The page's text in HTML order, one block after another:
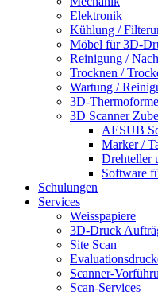
Elektronik
Kühlung /
Möbel für 3D-
Reinigung /
Trocknen /
Wartung /
3D-
3D Scanner
AESUB
Marker /
Drehteller
Software
Schulungen
Services
Weisspapiere
3D-Druck
Site Scan
Scanner-
Scan-Services